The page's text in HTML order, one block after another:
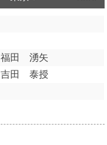
福田 湧矢
吉田 泰授